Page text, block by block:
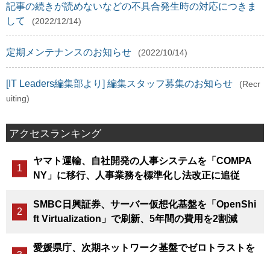
記事の続きが読めないなどの不具合発生時の対応につきま
して
(2022/12/14)
定期メンテナンスのお知らせ (2022/10/14)
[IT Leaders編集部より] 編集スタッフ募集のお知らせ
(Recr
uiting)
アクセスランキング
ヤマト運輸、自社開発の人事システムを「COMPA
NY」に移行、人事業務を標準化し法改正に追従
SMBC日興証券、サーバー仮想化基盤を「OpenShi
ft Virtualization」で刷新、5年間の費用を2割減
愛媛県庁、次期ネットワーク基盤でゼロトラストを